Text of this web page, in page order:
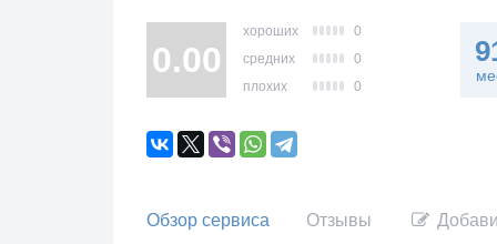
0.00
хороших
0
средних
0
плохих
0
Обзор сервиса Отзывы